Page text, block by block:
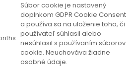
Súbor cookie je nastavený
doplnkom GDPR Cookie Consent
a používa sa na uloženie toho, či
používateľ súhlasil alebo
nesúhlasil s používaním súborov
cookie. Neuchováva žiadne
osobné údaje.